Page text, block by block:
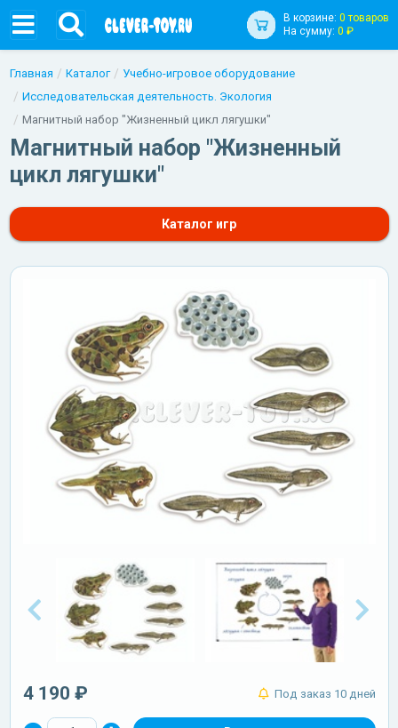
В корзине: 0 товаров
На сумму: 0 ₽
Главная Каталог
Учебно-игровое оборудование
Исследовательская деятельность. Экология
Магнитный набор "Жизненный цикл лягушки"
Магнитный набор "Жизненный
цикл лягушки"
Каталог игр
4 190 ₽ Под заказ 10 дней